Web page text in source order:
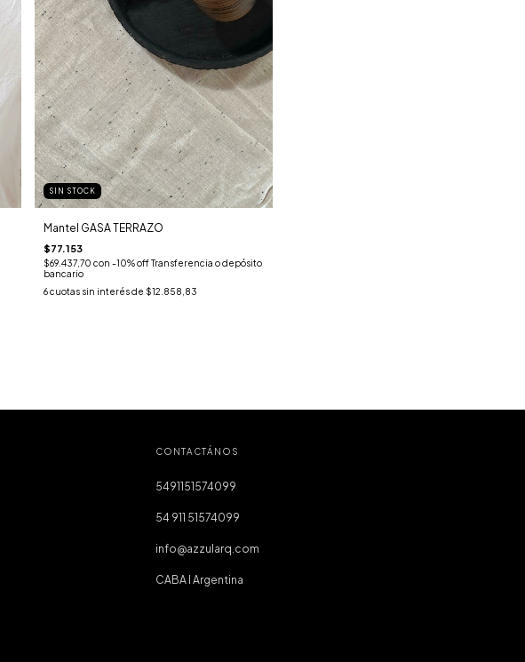
SIN STOCK
Mantel GASA TERRAZO
$77.153
$69.437,70 con -10% off Transferencia o depósito
bancario
6 cuotas sin interés de $12.858,83
CONTACTÁNOS
5491151574099
54 911 51574099
info@azzularq.com
CABA I Argentina